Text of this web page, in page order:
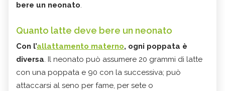
bere un neonato.
Quanto latte deve bere un neonato
Con l’allattamento materno, ogni poppata è
diversa. Il neonato può assumere 20 grammi di latte
con una poppata e 90 con la successiva; può
attaccarsi al seno per fame, per sete o